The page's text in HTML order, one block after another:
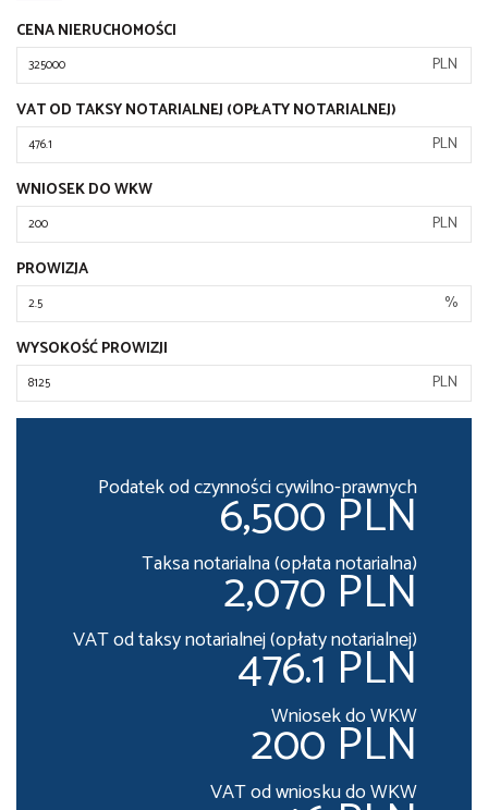
CENA NIERUCHOMOŚCI
PLN
VAT OD TAKSY NOTARIALNEJ (OPŁATY NOTARIALNEJ)
PLN
WNIOSEK DO WKW
PLN
PROWIZJA
%
WYSOKOŚĆ PROWIZJI
PLN
Podatek od czynności cywilno-prawnych
6,500 PLN
Taksa notarialna (opłata notarialna)
2,070 PLN
VAT od taksy notarialnej (opłaty notarialnej)
476.1 PLN
Wniosek do WKW
200 PLN
VAT od wniosku do WKW